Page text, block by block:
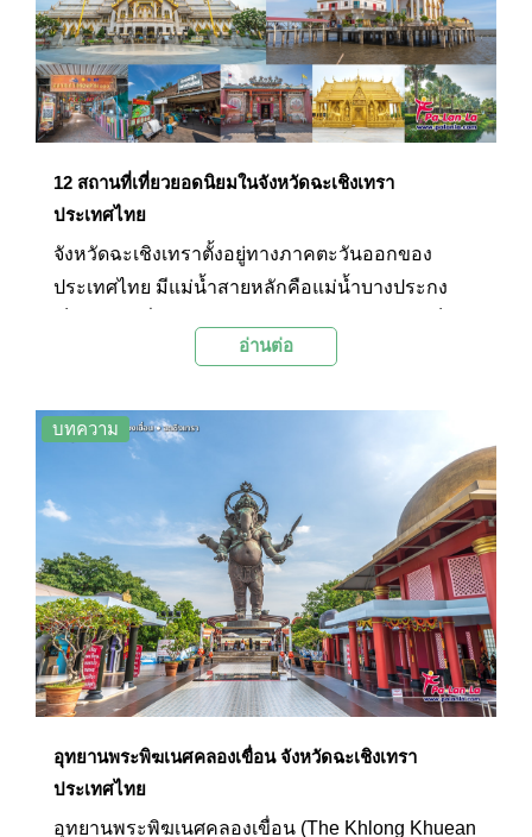
12 สถานที่เที่ยวยอดนิยมในจังหวัดฉะเชิงเทรา
ประเทศไทย
จังหวัดฉะเชิงเทราตั้งอยู่ทางภาคตะวันออกของ
ประเทศไทย มีแม่น้ำสายหลักคือแม่น้ำบางประกง
สถานที่ที่สามารถเดินทางท่องเที่ยวแบบเช้าไปเย็น
ที่น่าสนใจมากมาย โดยเฉพาะวัดวาอาราม เช่น วัด
โสธรวรารามวรวิหาร ซึ่งเป็นวัดคู่บ้านคู่เมืองของ
จังหวัดฉะเชิงเทรา และตลาดโบราณต่างๆ เช่น
ตลาดคลองสวน 100 ปี อีกทั้งยังมีสิ่งที่น่าสนใจอีก
หลายแห่งที่เป็นสถานที่ท่องเที่ยวยอดนิยมของทาง
จังหวัด โดยทาง Palanla ได้รวบรวม 12 สถานที่เที่ยว
ยอดนิยมในจังหวัดฉะเชิงเทรามาฝากกันในวันนี้
อ่านต่อ
บทความ
อุทยานพระพิฆเนศคลองเขื่อน จังหวัดฉะเชิงเทรา
ประเทศไทย
อุทยานพระพิฆเนศคลองเขื่อน (The Khlong Khuean